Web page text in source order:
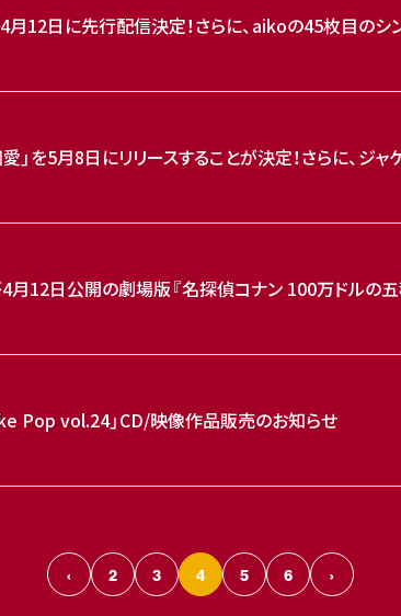
12日に先行配信決定！さらに、aikoの45枚目のシ
」を5月8日にリリースすることが決定！さらに、ジャ
12日公開の劇場版『名探偵コナン 100万ドルの五
Pop vol.24」CD/映像作品販売のお知らせ
‹ 2 3 4 5 6 ›